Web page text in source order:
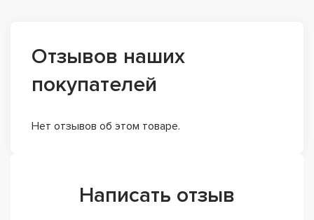
Отзывов наших
покупателей
Нет отзывов об этом товаре.
Написать отзыв